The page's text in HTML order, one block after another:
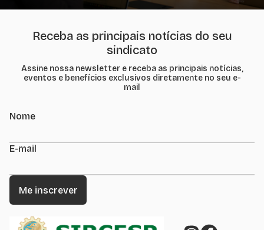
Receba as principais notícias do seu
sindicato
Assine nossa newsletter e receba as principais notícias,
eventos e benefícios exclusivos diretamente no seu e-
mail
Nome
E-mail